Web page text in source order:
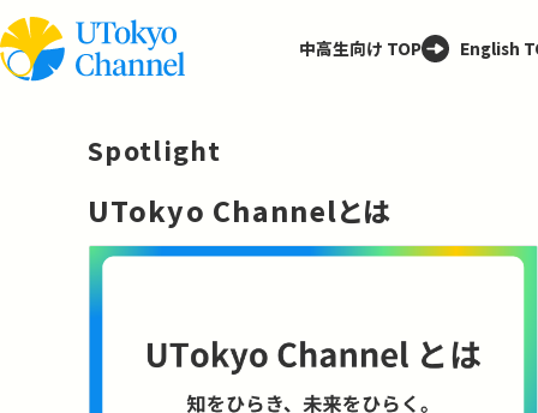
中高生向け TOP English
Spotlight
UTokyo Channelとは